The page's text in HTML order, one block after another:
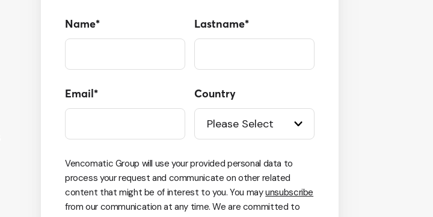
Name* Lastname*
Email* Country
Vencomatic Group will use your provided personal data to
process your request and communicate on other related
content that might be of interest to you. You mayunsubscribe
from our communication at any time. We are committed to